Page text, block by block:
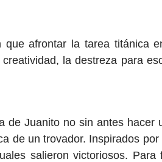
afrontar la tarea titánica
la destreza para
de Juanito no sin antes
de un trovador. Inspirados
salieron victoriosos.